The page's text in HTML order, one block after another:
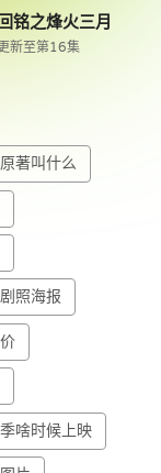
回铭之烽火三月
新至第16集
著叫什么
照海报
啥时候上映